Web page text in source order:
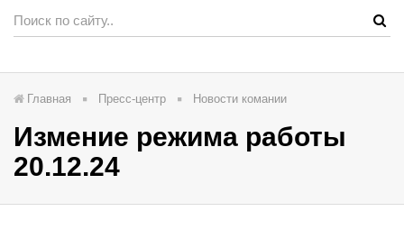
Главная Пресс-центр Новости комании
Измение режима работы
20.12.24